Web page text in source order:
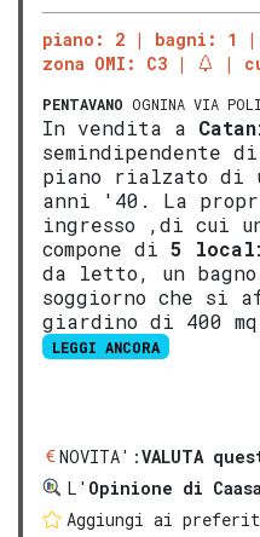
piano: 2 bagni: 1
zona OMI: C3
PENTAVANO OGNINA VIA
In vendita a
semindipendente
piano rialzato di
anni '40. La
ingresso ,di cui
compone di 5
da letto, un bagno
soggiorno che si
giardino di 400
LEGGI ANCORA
NOVITA':VALUTA
L' Opinione di Caasa
Aggiungi ai